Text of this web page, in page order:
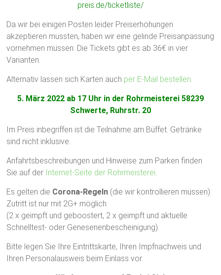
preis.de/ticketliste/
Da wir bei einigen Posten leider Preiserhöhungen
akzeptieren mussten, haben wir eine gelinde Preisanpassung
vornehmen müssen: Die Tickets gibt es ab 36€ in vier
Varianten.
Alternativ lassen sich Karten auch per E-Mail bestellen
5. März 2022 ab 17 Uhr in der Rohrmeisterei 58239
Schwerte, Ruhrstr. 20
Im Preis inbegriffen ist die Teilnahme am Büffet. Getränke
sind nicht inklusive.
Anfahrtsbeschreibungen und Hinweise zum Parken finden
Sie auf der Internet-Seite der Rohrmeisterei
Es gelten die Corona-Regeln (die wir kontrollieren müssen):
Zutritt ist nur mit 2G+ möglich
(2 x geimpft und geboostert, 2 x geimpft und aktuelle
Schnelltest- oder Genesenenbescheinigung).
Bitte legen Sie Ihre Eintrittskarte, Ihren Impfnachweis und
Ihren Personalausweis beim Einlass vor.